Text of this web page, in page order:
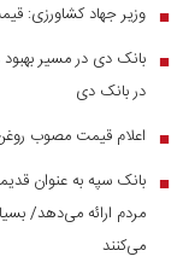
■ وزیر جهاد کشاورزی: قیمت مصوب
■
در بانک دی
■ اعلام قیمت مصوب
■ بانک سپه به عنوان
مردم ارائه می‌دهد/
می‌کنند